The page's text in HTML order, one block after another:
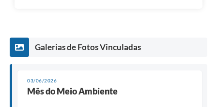
Galerias de Fotos Vinculadas
03/06/2026
Mês do Meio Ambiente